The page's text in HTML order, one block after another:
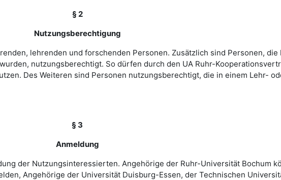
§ 2
Nutzungsberechtigung
lehrenden und forschenden Personen. Zusätzlich sind Personen,
nutzungsberechtigt. So dürfen durch den UA Ruhr-
Des Weiteren sind Personen nutzungsberechtigt, die in einem Lehr-
§ 3
Anmeldung
der Nutzungsinteressierten. Angehörige der Ruhr-Universität Bochum
Angehörige der Universität Duisburg-Essen, der Technischen